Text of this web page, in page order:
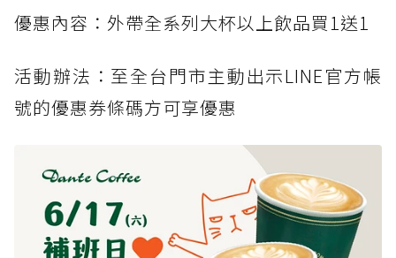
優惠內容：外帶全系列大杯以上飲品買1送1
活動辦法：至全台門市主動出示LINE官方帳
號的優惠券條碼方可享優惠